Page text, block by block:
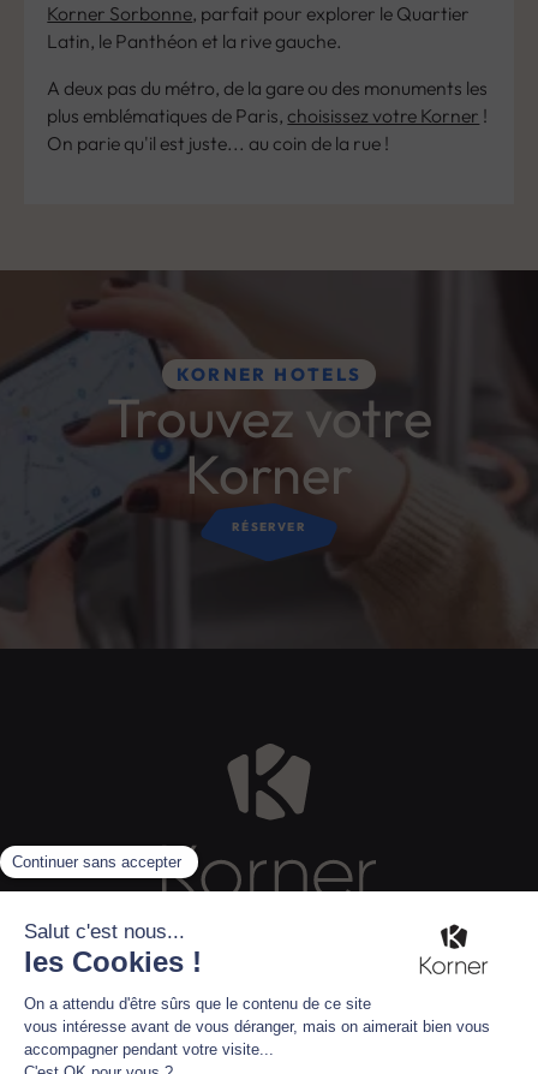
Korner Sorbonne, parfait pour explorer le Quartier
Latin, le Panthéon et la rive gauche.
A deux pas du métro, de la gare ou des monuments les
plus emblématiques de Paris, choisissez votre Korner !
On parie qu'il est juste... au coin de la rue !
KORNER HOTELS
Trouvez votre
Korner
RÉSERVER
CONTACT HOTELS